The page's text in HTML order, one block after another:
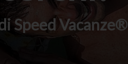
Speed Vacanze®